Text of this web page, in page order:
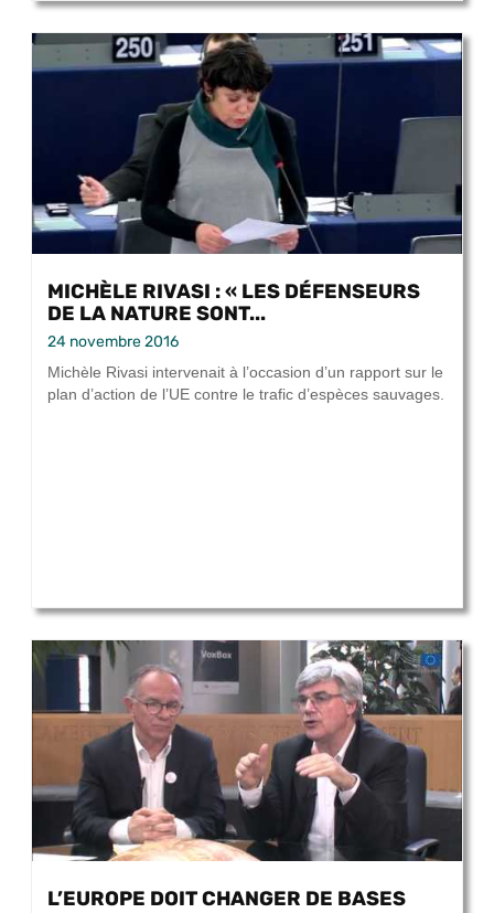
MICHÈLE RIVASI : « LES DÉFENSEURS
DE LA NATURE SONT...
24 novembre 2016
Michèle Rivasi intervenait à l’occasion d’un rapport sur le
plan d’action de l’UE contre le trafic d’espèces sauvages.
L’EUROPE DOIT CHANGER DE BASES